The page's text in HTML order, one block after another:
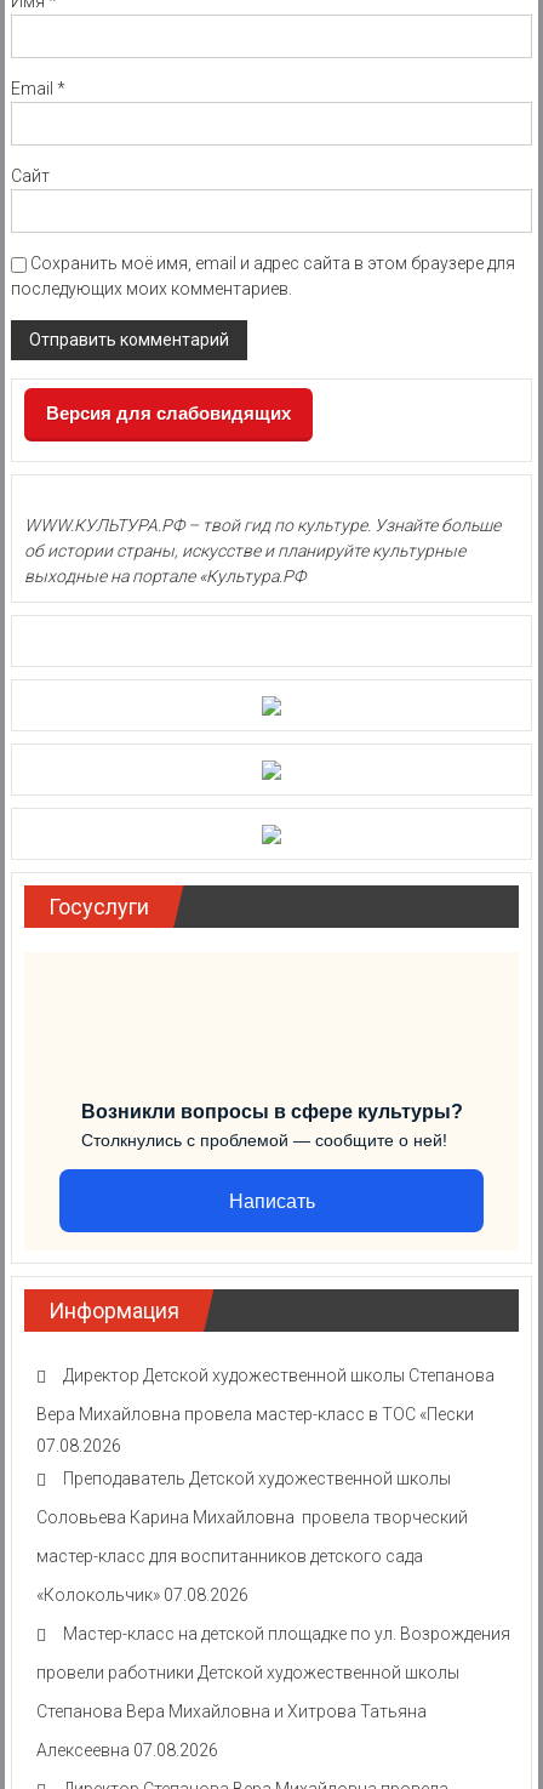
Email *
Сайт
Сохранить моё имя, email и адрес сайта в этом браузере для
последующих моих комментариев.
Версия для слабовидящих
WWW.КУЛЬТУРА.РФ – твой гид по культуре. Узнайте больше
об истории страны, искусстве и планируйте культурные
выходные на портале «Культура.РФ
Госуслуги
Возникли вопросы в сфере культуры?
Столкнулись с проблемой — сообщите о ней!
Написать
Информация
Директор Детской художественной школы Степанова
Вера Михайловна провела мастер-класс в ТОС «Пески
07.08.2026
Преподаватель Детской художественной школы
Соловьева Карина Михайловна провела творческий
мастер-класс для воспитанников детского сада
«Колокольчик» 07.08.2026
Мастер-класс на детской площадке по ул. Возрождения
провели работники Детской художественной школы
Степанова Вера Михайловна и Хитрова Татьяна
Алексеевна 07.08.2026